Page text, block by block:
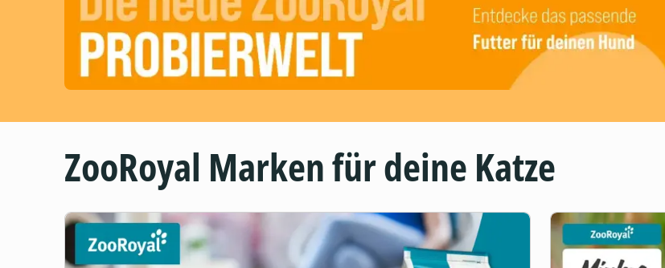
ZooRoyal Marken für deine Katze